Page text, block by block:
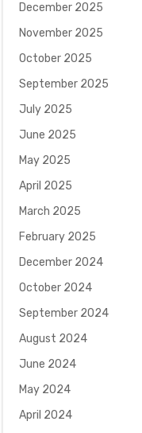
December 2025
November 2025
October 2025
September 2025
July 2025
June 2025
May 2025
April 2025
March 2025
February 2025
December 2024
October 2024
September 2024
August 2024
June 2024
May 2024
April 2024